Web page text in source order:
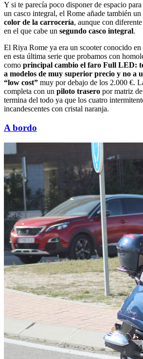
Y si te parecía poco disponer de espacio
un casco integral, el Rome añade también un
color de la carrocería, aunque con
en el que cabe un segundo casco integral.
El Riya Rome ya era un scooter conocido en
en esta última serie que probamos con
como principal cambio el faro Full LED:
a modelos de muy superior precio y no a
“low cost” muy por debajo de los 2.000 €.
completa con un piloto trasero por matriz
termina del todo ya que los cuatro
incandescentes con cristal naranja.
A bordo